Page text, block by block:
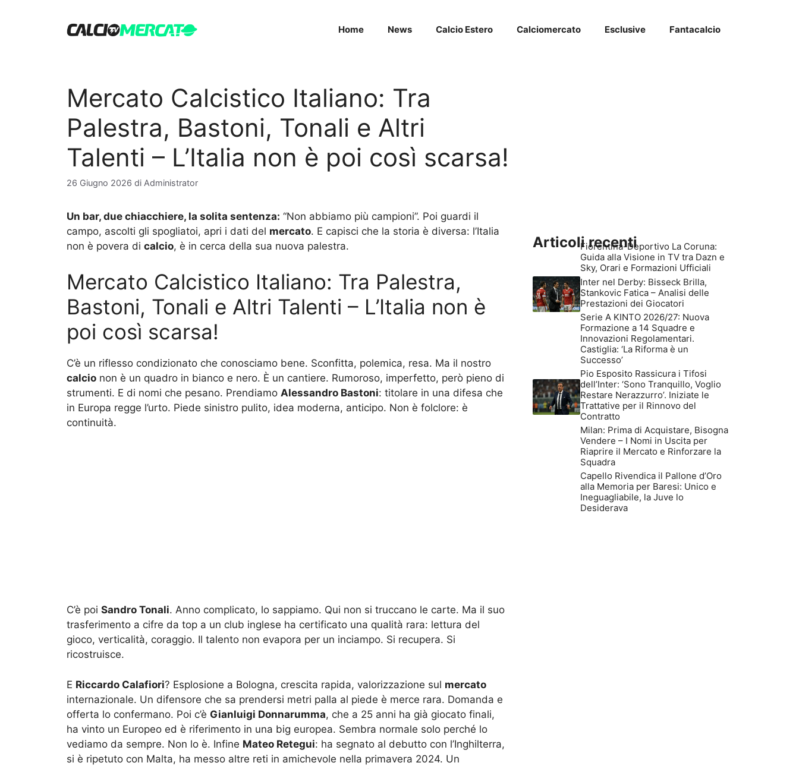
Home News Calcio Estero Calciomercato Esclusive Fantacalcio
Mercato Calcistico Italiano: Tra
Palestra, Bastoni, Tonali e Altri
Talenti – L’Italia non è poi così scarsa!
26 Giugno 2026 di Administrator
Un bar, due chiacchiere, la solita sentenza: “Non abbiamo più campioni”. Poi guardi il
campo, ascolti gli spogliatoi, apri i dati del mercato. E capisci che la storia è diversa: l’Italia
non è povera di calcio, è in cerca della sua nuova palestra.
Mercato Calcistico Italiano: Tra Palestra,
Bastoni, Tonali e Altri Talenti – L’Italia non è
poi così scarsa!
C’è un riflesso condizionato che conosciamo bene. Sconfitta, polemica, resa. Ma il nostro
calcio non è un quadro in bianco e nero. È un cantiere. Rumoroso, imperfetto, però pieno di
strumenti. E di nomi che pesano. Prendiamo Alessandro Bastoni: titolare in una difesa che
in Europa regge l’urto. Piede sinistro pulito, idea moderna, anticipo. Non è folclore: è
continuità.
C’è poi Sandro Tonali. Anno complicato, lo sappiamo. Qui non si truccano le carte. Ma il suo
trasferimento a cifre da top a un club inglese ha certificato una qualità rara: lettura del
gioco, verticalità, coraggio. Il talento non evapora per un inciampo. Si recupera. Si
ricostruisce.
E Riccardo Calafiori? Esplosione a Bologna, crescita rapida, valorizzazione sul mercato
internazionale. Un difensore che sa prendersi metri palla al piede è merce rara. Domanda e
offerta lo confermano. Poi c’è Gianluigi Donnarumma, che a 25 anni ha già giocato finali,
ha vinto un Europeo ed è riferimento in una big europea. Sembra normale solo perché lo
vediamo da sempre. Non lo è. Infine Mateo Retegui: ha segnato al debutto con l’Inghilterra,
si è ripetuto con Malta, ha messo altre reti in amichevole nella primavera 2024. Un
Articoli recenti
Fiorentina-Deportivo La Coruna:
Guida alla Visione in TV tra Dazn e
Sky, Orari e Formazioni Ufficiali
Inter nel Derby: Bisseck Brilla,
Stankovic Fatica – Analisi delle
Prestazioni dei Giocatori
Serie A KINTO 2026/27: Nuova
Formazione a 14 Squadre e
Innovazioni Regolamentari.
Castiglia: ‘La Riforma è un
Successo’
Pio Esposito Rassicura i Tifosi
dell’Inter: ‘Sono Tranquillo, Voglio
Restare Nerazzurro’. Iniziate le
Trattative per il Rinnovo del
Contratto
Milan: Prima di Acquistare, Bisogna
Vendere – I Nomi in Uscita per
Riaprire il Mercato e Rinforzare la
Squadra
Capello Rivendica il Pallone d’Oro
alla Memoria per Baresi: Unico e
Ineguagliabile, la Juve lo
Desiderava